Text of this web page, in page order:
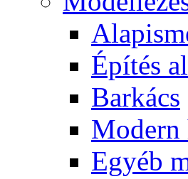
Építés
Barkács
Modern
Egyéb